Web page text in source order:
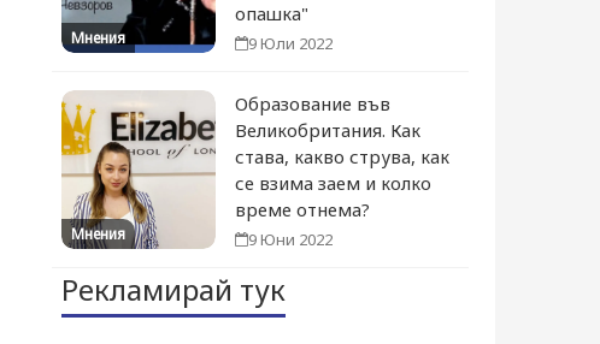
Мнения
опашка"
9 Юли 2022
Мнения
Образование във
Великобритания. Как
става, какво струва, как
се взима заем и колко
време отнема?
9 Юни 2022
Рекламирай тук